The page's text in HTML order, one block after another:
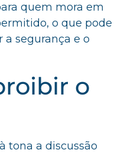
quem mora em
o que pode
a segurança e o
o
tona a discussão